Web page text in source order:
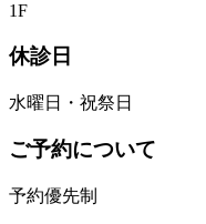
1F
休診日
水曜日・祝祭日
ご予約について
予約優先制